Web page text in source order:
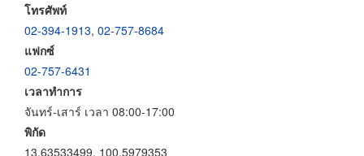
โทรศัพท์
02-394-1913, 02-757-8684
แฟกซ์
02-757-6431
เวลาทำการ
จันทร์-เสาร์ เวลา 08:00-17:00
พิกัด
13.63533499, 100.5979353